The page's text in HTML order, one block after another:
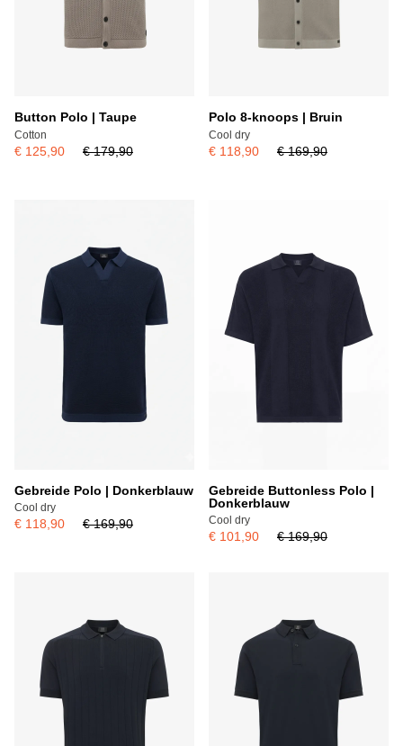
Button Polo | Taupe
Cotton
€ 125,90 € 179,90
Polo 8-knoops | Bruin
Cool dry
€ 118,90 € 169,90
Gebreide Polo | Donkerblauw
Cool dry
€ 118,90 € 169,90
Gebreide Buttonless Polo |
Donkerblauw
Cool dry
€ 101,90 € 169,90